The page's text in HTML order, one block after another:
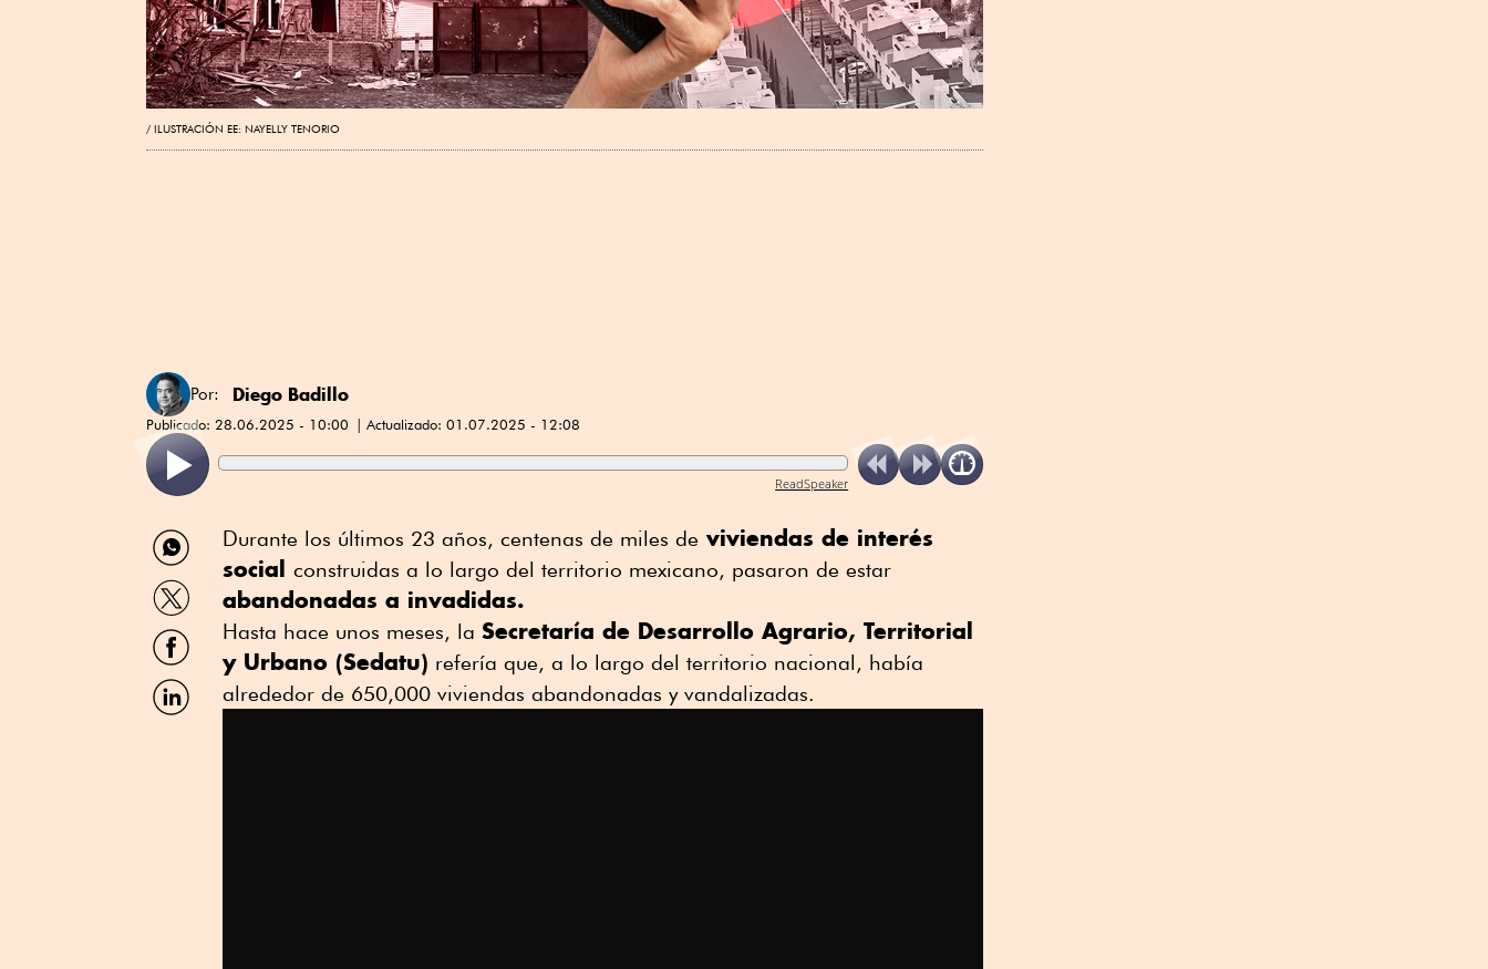
ILUSTRACIÓN EE: NAYELLY TENORIO
Por: Diego Badillo
Publicado: 28.06.2025 - 10:00 Actualizado: 01.07.2025 - 12:08
ReadSpeaker
Compartir
por
WhatsApp
Compartir
por
Twitter
Compartir
por
Facebook
Compartir
por
Durante los últimos 23 años, centenas de miles de viviendas de interés
social construidas a lo largo del territorio mexicano, pasaron de estar
abandonadas a invadidas.
Hasta hace unos meses, la Secretaría de Desarrollo Agrario, Territorial
y Urbano (Sedatu) refería que, a lo largo del territorio nacional, había
alrededor de 650,000 viviendas abandonadas y vandalizadas.